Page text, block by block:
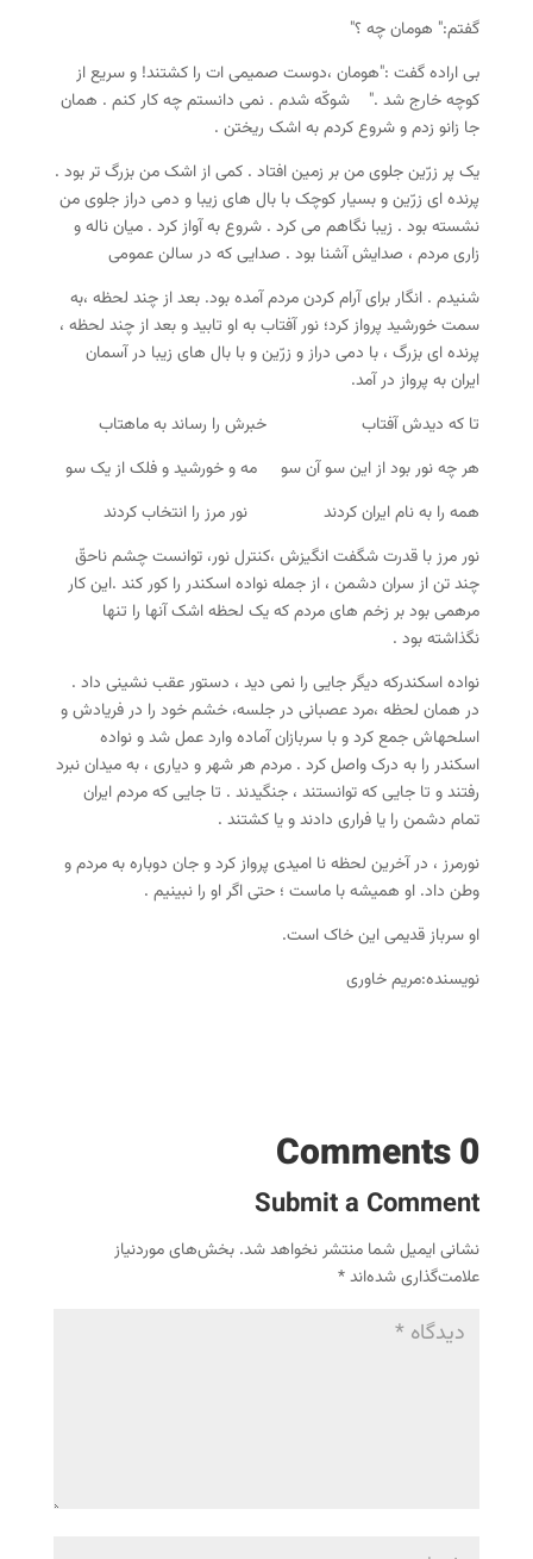
گفتم:" هومان چه ؟"
بی اراده گفت :"هومان ،دوست صمیمی ات را کشتند! و سریع از
کوچه خارج شد ." شوکّه شدم . نمی دانستم چه کار کنم . همان
جا زانو زدم و شروع کردم به اشک ریختن .
یک پر زرّین جلوی من بر زمین افتاد . کمی از اشک من بزرگ تر بود .
پرنده ای زرّین و بسیار کوچک با بال های زیبا و دمی دراز جلوی من
نشسته بود . زیبا نگاهم می کرد . شروع به آواز کرد . میان ناله و
زاری مردم ، صدایش آشنا بود . صدایی که در سالن عمومی
شنیدم . انگار برای آرام کردن مردم آمده بود. بعد از چند لحظه ،به
سمت خورشید پرواز کرد؛ نور آفتاب به او تابید و بعد از چند لحظه ،
پرنده ای بزرگ ، با دمی دراز و زرّین و با بال های زیبا در آسمان
ایران به پرواز در آمد.
تا که دیدش آفتاب خبرش را رساند به ماهتاب
هر چه نور بود از این سو آن سو مه و خورشید و فلک از یک سو
همه را به نام ایران کردند نور مرز را انتخاب کردند
نور مرز با قدرت شگفت انگیزش ،کنترل نور، توانست چشم ناحقّ
چند تن از سران دشمن ، از جمله نواده اسکندر را کور کند .این کار
مرهمی بود بر زخم های مردم که یک لحظه اشک آنها را تنها
نگذاشته بود .
نواده اسکندرکه دیگر جایی را نمی دید ، دستور عقب نشینی داد .
در همان لحظه ،مرد عصبانی در جلسه، خشم خود را در فریادش و
اسلحه­اش جمع کرد و با سربازان آماده وارد عمل شد و نواده
اسکندر را به درک واصل کرد . مردم هر شهر و دیاری ، به میدان نبرد
رفتند و تا جایی که توانستند ، جنگیدند . تا جایی که مردم ایران
تمام دشمن را یا فراری دادند و یا کشتند .
نورمرز ، در آخرین لحظه نا امیدی پرواز کرد و جان دوباره به مردم و
وطن داد. او همیشه با ماست ؛ حتی اگر او را نبینیم .
او سرباز قدیمی این خاک است.
نویسنده:مریم خاوری
0 Comments
Submit a Comment
نشانی ایمیل شما منتشر نخواهد شد. بخش‌های موردنیاز
علامت‌گذاری شده‌اند*